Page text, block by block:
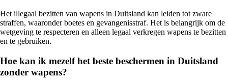
Het illegaal bezitten van wapens in Duitsland kan leiden tot zware
straffen, waaronder boetes en gevangenisstraf. Het is belangrijk om de
wetgeving te respecteren en alleen legaal verkregen wapens te bezitten
en te gebruiken.
Hoe kan ik mezelf het beste beschermen in Duitsland
zonder wapens?